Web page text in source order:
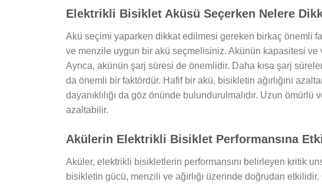
Elektrikli Bisiklet Aküsü Seçerken Nelere
Akü seçimi yaparken dikkat edilmesi gereken birkaç önemli
ve menzile uygun bir akü seçmelisiniz. Akünün kapasitesi ve
Ayrıca, akünün şarj süresi de önemlidir. Daha kısa şarj
da önemli bir faktördür. Hafif bir akü, bisikletin ağırlığını
dayanıklılığı da göz önünde bulundurulmalıdır. Uzun
azaltabilir.
Akülerin Elektrikli Bisiklet Performansına
Aküler, elektrikli bisikletlerin performansını belirleyen kritik
bisikletin gücü, menzili ve ağırlığı üzerinde doğrudan